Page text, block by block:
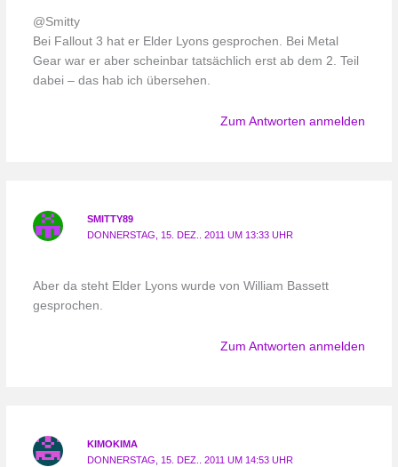
@Smitty
Bei Fallout 3 hat er Elder Lyons gesprochen. Bei Metal
Gear war er aber scheinbar tatsächlich erst ab dem 2. Teil
dabei – das hab ich übersehen.
Zum Antworten anmelden
SMITTY89
DONNERSTAG, 15. DEZ.. 2011 UM 13:33 UHR
Aber da steht Elder Lyons wurde von William Bassett
gesprochen.
Zum Antworten anmelden
KIMOKIMA
DONNERSTAG, 15. DEZ.. 2011 UM 14:53 UHR